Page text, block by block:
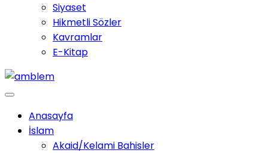
Siyaset
Hikmetli Sözler
Kavramlar
E-Kitap
Anasayfa
İslam
Akaid/Kelami Bahisler